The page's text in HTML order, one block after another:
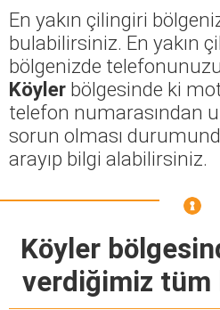
En yakın çilingiri
bulabilirsiniz. En yakın
bölgenizde
Köyler bölgesinde ki
telefon numarasından
sorun olması
arayıp bilgi alabilirsiniz.
Köyler
verdiğimiz tüm